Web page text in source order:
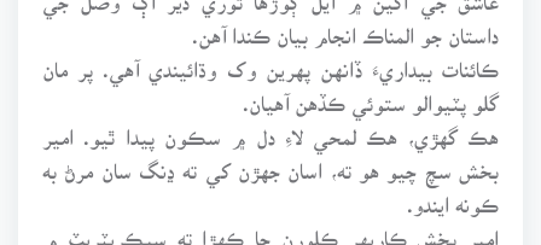
داستان جو المناڪ انجام بيان ڪندا آهن.
ڪائنات بيداريءَ ڏانهن پهرين وک وڌائيندي آهي. پر مان
گلو پٽيوالو ستوئي ڪڏهن آهيان.
هڪ گهڙي، هڪ لمحي لاءِ دل ۾ سڪون پيدا ٿيو. امير
بخش سچ چيو هو ته، اسان جهڙن کي ته ڍنگ سان مرڻ به
ڪونه ايندو.
امير بخش ڪاريهر ڪلورن جا ڪهڙا ته سيڪريٽريٽ ۾